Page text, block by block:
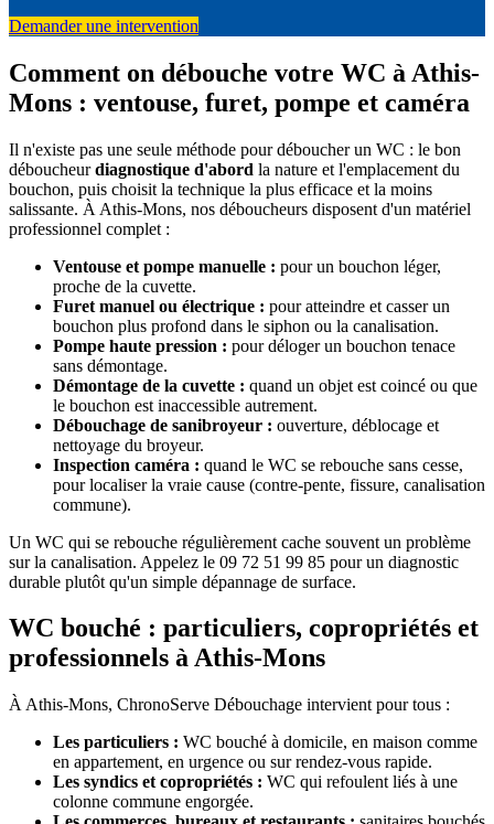
Demander une intervention
Comment on débouche votre WC à Athis-
Mons : ventouse, furet, pompe et caméra
Il n'existe pas une seule méthode pour déboucher un WC : le bon
déboucheurdiagnostique d'abord la nature et l'emplacement du
bouchon, puis choisit la technique la plus efficace et la moins
salissante. À Athis-Mons, nos déboucheurs disposent d'un matériel
professionnel complet :
Ventouse et pompe manuelle : pour un bouchon léger,
proche de la cuvette.
Furet manuel ou électrique : pour atteindre et casser un
bouchon plus profond dans le siphon ou la canalisation.
Pompe haute pression : pour déloger un bouchon tenace
sans démontage.
Démontage de la cuvette : quand un objet est coincé ou que
le bouchon est inaccessible autrement.
Débouchage de sanibroyeur : ouverture, déblocage et
nettoyage du broyeur.
Inspection caméra : quand le WC se rebouche sans cesse,
pour localiser la vraie cause (contre-pente, fissure, canalisation
commune).
Un WC qui se rebouche régulièrement cache souvent un problème
sur la canalisation. Appelez le 09 72 51 99 85 pour un diagnostic
durable plutôt qu'un simple dépannage de surface.
WC bouché : particuliers, copropriétés et
professionnels à Athis-Mons
À Athis-Mons, ChronoServe Débouchage intervient pour tous :
Les particuliers : WC bouché à domicile, en maison comme
en appartement, en urgence ou sur rendez-vous rapide.
Les syndics et copropriétés : WC qui refoulent liés à une
colonne commune engorgée.